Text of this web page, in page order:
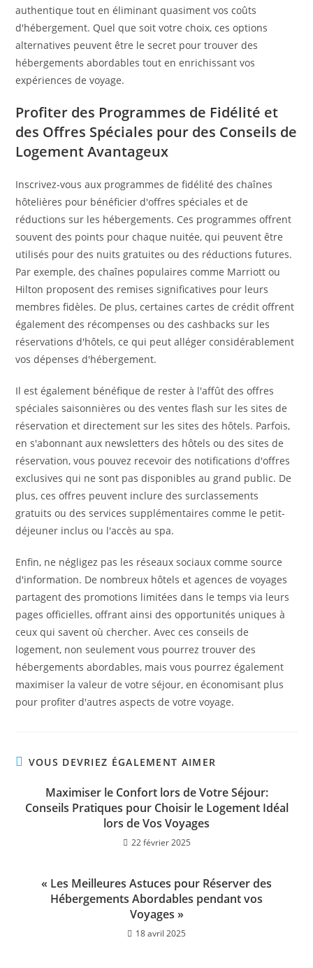
authentique tout en éliminant quasiment vos coûts
d'hébergement. Quel que soit votre choix, ces options
alternatives peuvent être le secret pour trouver des
hébergements abordables tout en enrichissant vos
expériences de voyage.
Profiter des Programmes de Fidélité et
des Offres Spéciales pour des Conseils de
Logement Avantageux
Inscrivez-vous aux programmes de fidélité des chaînes
hôtelières pour bénéficier d'offres spéciales et de
réductions sur les hébergements. Ces programmes offrent
souvent des points pour chaque nuitée, qui peuvent être
utilisés pour des nuits gratuites ou des réductions futures.
Par exemple, des chaînes populaires comme Marriott ou
Hilton proposent des remises significatives pour leurs
membres fidèles. De plus, certaines cartes de crédit offrent
également des récompenses ou des cashbacks sur les
réservations d'hôtels, ce qui peut alléger considérablement
vos dépenses d'hébergement.
Il est également bénéfique de rester à l'affût des offres
spéciales saisonnières ou des ventes flash sur les sites de
réservation et directement sur les sites des hôtels. Parfois,
en s'abonnant aux newsletters des hôtels ou des sites de
réservation, vous pouvez recevoir des notifications d'offres
exclusives qui ne sont pas disponibles au grand public. De
plus, ces offres peuvent inclure des surclassements
gratuits ou des services supplémentaires comme le petit-
déjeuner inclus ou l'accès au spa.
Enfin, ne négligez pas les réseaux sociaux comme source
d'information. De nombreux hôtels et agences de voyages
partagent des promotions limitées dans le temps via leurs
pages officielles, offrant ainsi des opportunités uniques à
ceux qui savent où chercher. Avec ces conseils de
logement, non seulement vous pourrez trouver des
hébergements abordables, mais vous pourrez également
maximiser la valeur de votre séjour, en économisant plus
pour profiter d'autres aspects de votre voyage.
VOUS DEVRIEZ ÉGALEMENT AIMER
Maximiser le Confort lors de Votre Séjour:
Conseils Pratiques pour Choisir le Logement Idéal
lors de Vos Voyages
22 février 2025
« Les Meilleures Astuces pour Réserver des
Hébergements Abordables pendant vos
Voyages »
18 avril 2025